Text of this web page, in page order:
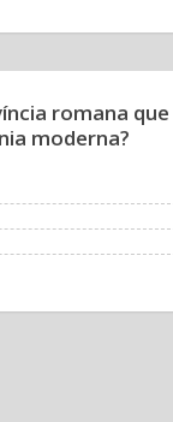
romana que
moderna?